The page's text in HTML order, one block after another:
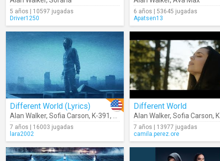
5 años | 10597 jugadas
Driver1250
6 años | 53645 jugadas
Apatsen13
Different World (Lyrics)
Alan Walker, Sofia Carson, K-391 , CORSAK
7 años | 16003 jugadas
lara2002
Different World
Alan Walker, Sofia Carson,
7 años | 13977 jugadas
camila.perez.ore